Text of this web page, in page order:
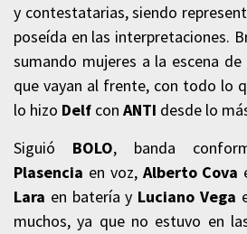
y contestatarias, siendo
poseída en las interpretaciones.
sumando mujeres a la escena
que vayan al frente, con todo lo
lo hizo Delf con ANTI desde lo
Siguió BOLO, banda
Plasencia en voz, Alberto Cova
Lara en batería y Luciano Vega
muchos, ya que no estuvo en